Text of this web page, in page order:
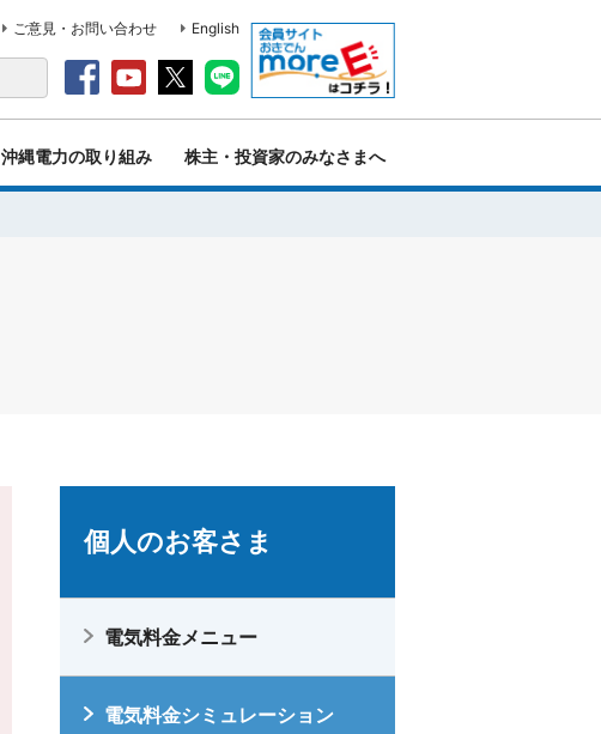
ご意見・お問い合わせ English
沖縄電力の取り組み 株主・投資家のみなさまへ
個人のお客さま
電気料金メニュー
電気料金シミュレーション